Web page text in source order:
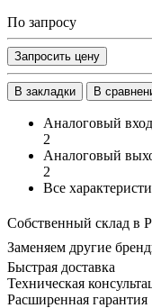
По запросу
Запросить цену
В закладки В
Аналоговый
2
Аналоговый
2
Все
Собственный склад в
Заменяем другие
Быстрая доставка
Техническая
Расширенная гарантия